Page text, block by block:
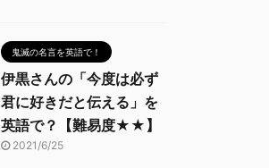
鬼滅の名言を英語で！
伊黒さんの「今度は必ず
君に好きだと伝える」を
英語で？【難易度★★】
2021/6/25